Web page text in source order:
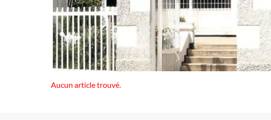
Aucun article trouvé.